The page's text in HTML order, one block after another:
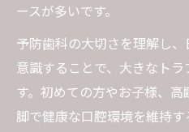
ースが多いです。
予防歯科の大切さを理解し
意識することで、大きなト
す。初めての方やお子様、
脚で健康な口腔環境を維持す